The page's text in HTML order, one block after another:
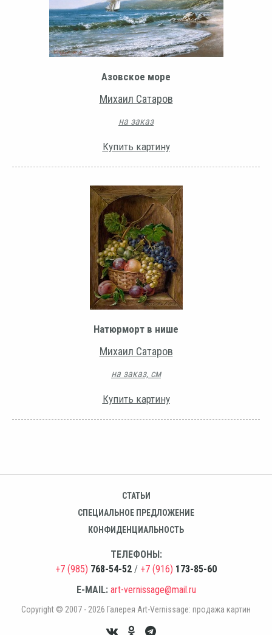
Азовское море
Михаил Сатаров
на заказ
Купить картину
Натюрморт в нише
Михаил Сатаров
на заказ, см
Купить картину
СТАТЬИ
СПЕЦИАЛЬНОЕ ПРЕДЛОЖЕНИЕ
КОНФИДЕНЦИАЛЬНОСТЬ
ТЕЛЕФОНЫ:
+7 (985) 768-54-52 / +7 (916) 173-85-60
E-MAIL: art-vernissage@mail.ru
Copyright © 2007 - 2026 Галерея Art-Vernissage: продажа картин